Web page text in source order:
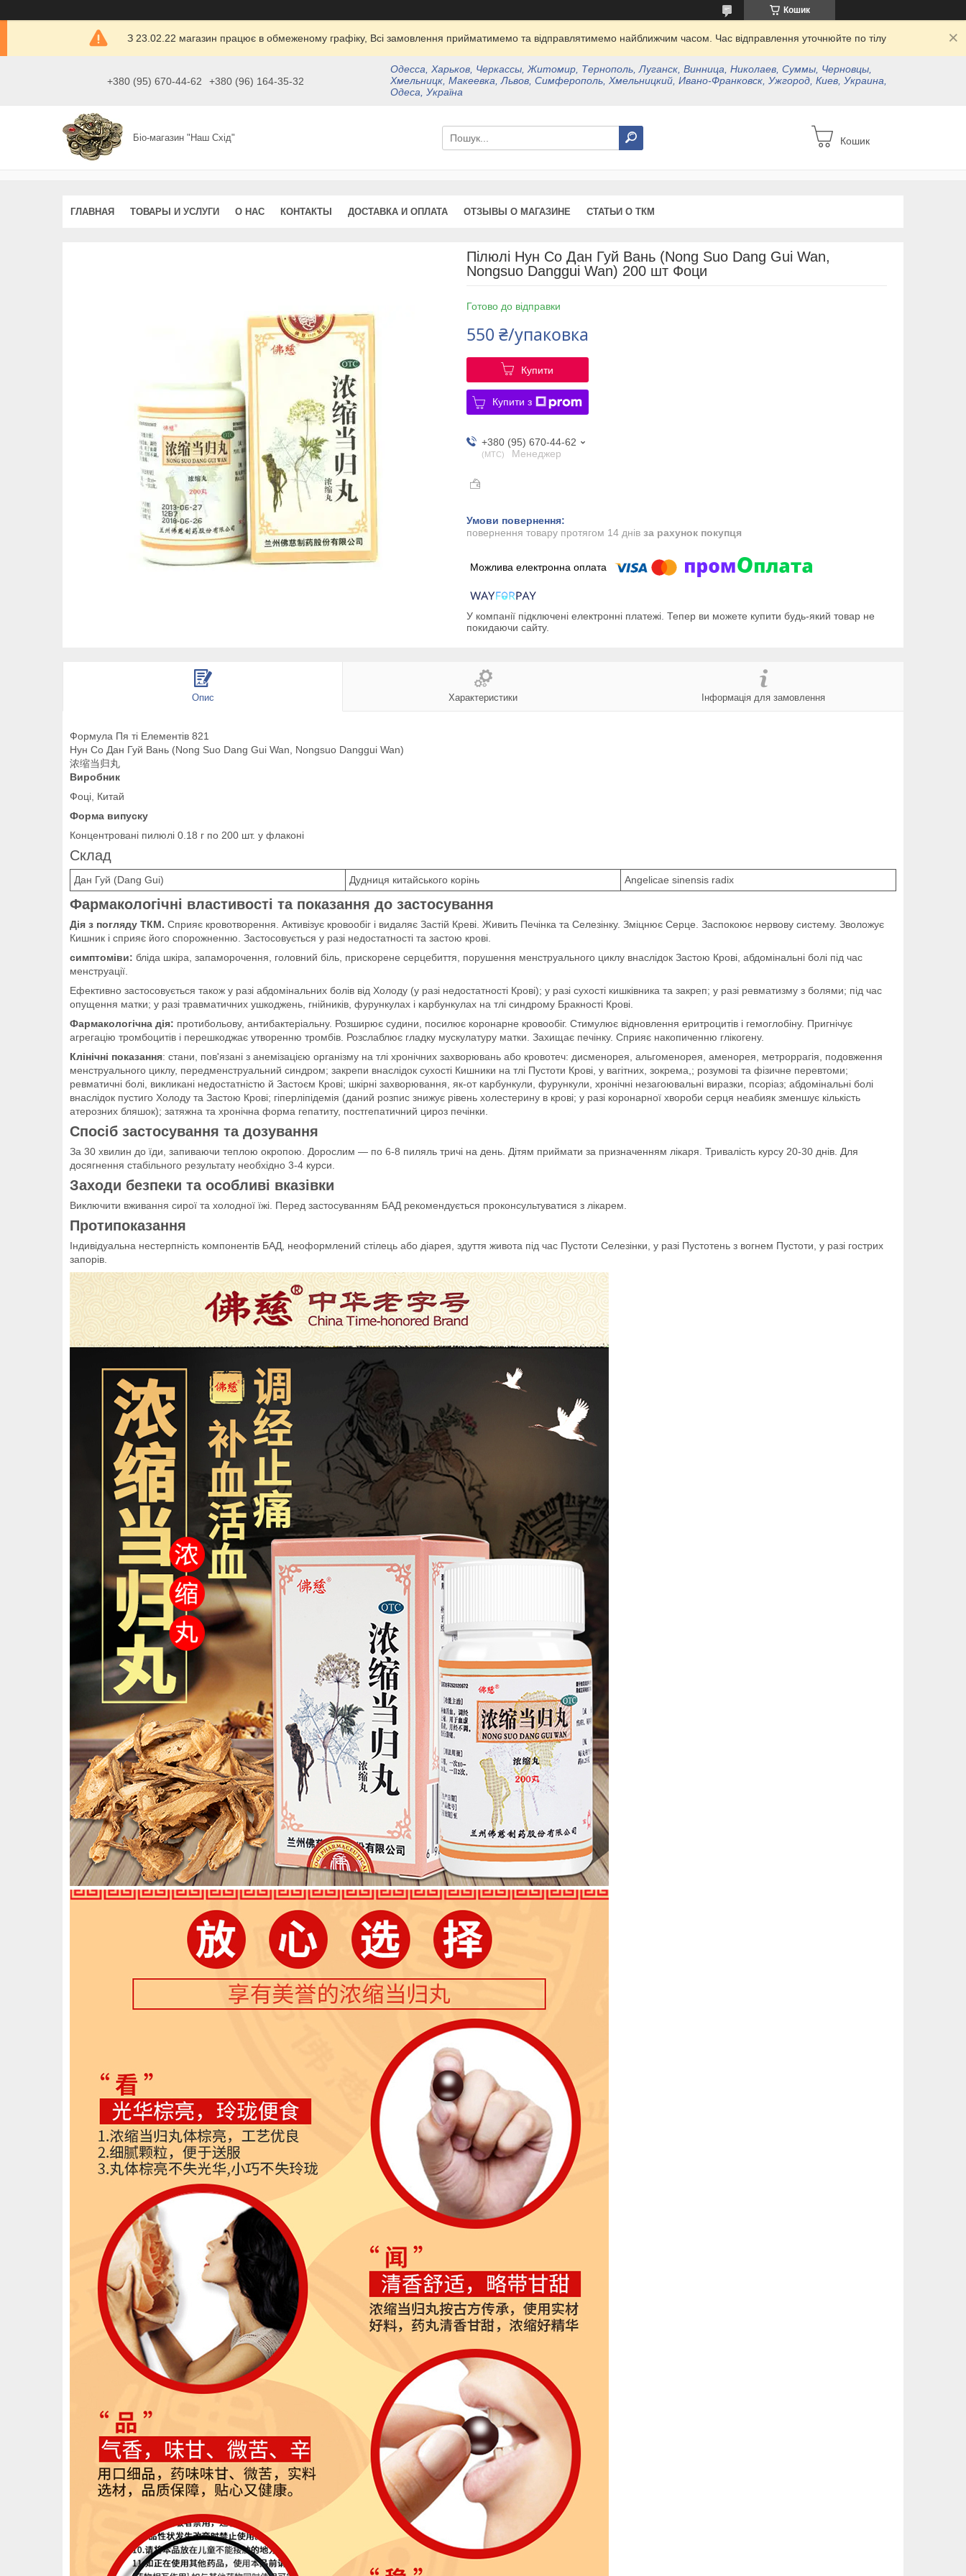
Кошик
З 23.02.22 магазин працює в обмеженому графіку, Всі замовлення прийматимемо та відправлятимемо найближчим часом. Час відправлення уточнюйте по тілу
+380 (95) 670-44-62 +380 (96) 164-35-32
Одесса, Харьков, Черкассы, Житомир, Тернополь, Луганск, Винница, Николаев, Суммы, Черновцы,
Хмельницк, Макеевка, Львов, Симферополь, Хмельницкий, Ивано-Франковск, Ужгород, Киев, Украина,
Одеса, Україна
Біо-магазин "Наш Схід" Кошик
ГЛАВНАЯ ТОВАРЫ И УСЛУГИ О НАС КОНТАКТЫ ДОСТАВКА И ОПЛАТА ОТЗЫВЫ О МАГАЗИНЕ СТАТЬИ О ТКМ
Пілюлі Нун Со Дан Гуй Вань (Nong Suo Dang Gui Wan,
Nongsuo Danggui Wan) 200 шт Фоци
Готово до відправки
550 ₴/упаковка
Купити
Купити з
+380 (95) 670-44-62
МТС Менеджер
повернення товару протягом 14 днів за рахунок покупця
У компанії підключені електронні платежі. Тепер ви можете купити будь-який товар не
покидаючи сайту.
Опис Характеристики Інформація для замовлення
Формула Пя ті Елементів 821
Нун Со Дан Гуй Вань (Nong Suo Dang Gui Wan, Nongsuo Danggui Wan)
浓缩当归丸
Виробник
Фоці, Китай
Форма випуску
Концентровані пилюлі 0.18 г по 200 шт. у флаконі
Склад
Дан Гуй (Dang Gui) Дудниця китайського корінь Angelicae sinensis radix
Фармакологічні властивості та показання до застосування
Дія з погляду ТКМ. Сприяє кровотворення. Активізує кровообіг і видаляє Застій Креві. Живить Печінка та Селезінку. Зміцнює Серце. Заспокоює нервову систему. Зволожує
Кишник і сприяє його спорожненню. Застосовується у разі недостатності та застою крові.
симптоміви: бліда шкіра, запаморочення, головний біль, прискорене серцебиття, порушення менструального циклу внаслідок Застою Крові, абдомінальні болі під час
менструації.
Ефективно застосовується також у разі абдомінальних болів від Холоду (у разі недостатності Крові); у разі сухості кишківника та закреп; у разі ревматизму з болями; під час
опущення матки; у разі травматичних ушкоджень, гнійників, фурункулах і карбункулах на тлі синдрому Бракності Крові.
Фармакологічна дія: протибольову, антибактеріальну. Розширює судини, посилює коронарне кровообіг. Стимулює відновлення еритроцитів і гемоглобіну. Пригнічує
агрегацію тромбоцитів і перешкоджає утворенню тромбів. Розслаблює гладку мускулатуру матки. Захищає печінку. Сприяє накопиченню глікогену.
Клінічні показання: стани, пов'язані з анемізацією організму на тлі хронічних захворювань або кровотеч: дисменорея, альгоменорея, аменорея, метроррагія, подовження
менструального циклу, передменструальний синдром; закрепи внаслідок сухості Кишники на тлі Пустоти Крові, у вагітних, зокрема,; розумові та фізичне перевтоми;
ревматичні болі, викликані недостатністю й Застоєм Крові; шкірні захворювання, як-от карбункули, фурункули, хронічні незагоювальні виразки, псоріаз; абдомінальні болі
внаслідок пустиго Холоду та Застою Крові; гіперліпідемія (даний розпис знижує рівень холестерину в крові; у разі коронарної хвороби серця неабияк зменшує кількість
атерозних бляшок); затяжна та хронічна форма гепатиту, постгепатичний цироз печінки.
Спосіб застосування та дозування
За 30 хвилин до їди, запиваючи теплою окропою. Дорослим — по 6-8 пиляль тричі на день. Дітям приймати за призначенням лікаря. Тривалість курсу 20-30 днів. Для
досягнення стабільного результату необхідно 3-4 курси.
Заходи безпеки та особливі вказівки
Виключити вживання сирої та холодної їжі. Перед застосуванням БАД рекомендується проконсультуватися з лікарем.
Протипоказання
Індивідуальна нестерпність компонентів БАД, неоформлений стілець або діарея, здуття живота під час Пустоти Селезінки, у разі Пустотень з вогнем Пустоти, у разі гострих
запорів.